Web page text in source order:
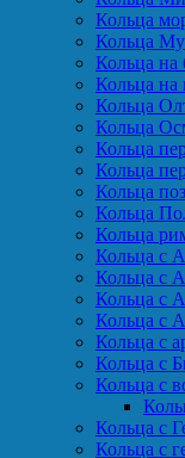
Кольца
Кольца
Кольца на
Кольца на
Кольца
Кольца
Кольца
Кольца
Кольца
Кольца
Кольца
Кольца с
Кольца с
Кольца с
Кольца с
Кольца с
Кольца с
Кольца с
Кольца с
Кольца с